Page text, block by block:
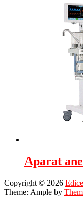
Aparat
Copyright © 2026
Theme: Ample by